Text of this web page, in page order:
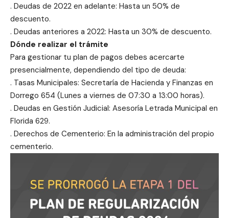
. Deudas de 2022 en adelante: Hasta un 50% de
descuento.
. Deudas anteriores a 2022: Hasta un 30% de descuento.
Dónde realizar el trámite
Para gestionar tu plan de pagos debes acercarte
presencialmente, dependiendo del tipo de deuda:
. Tasas Municipales: Secretaría de Hacienda y Finanzas en
Dorrego 654 (Lunes a viernes de 07:30 a 13:00 horas).
. Deudas en Gestión Judicial: Asesoría Letrada Municipal en
Florida 629.
. Derechos de Cementerio: En la administración del propio
cementerio.